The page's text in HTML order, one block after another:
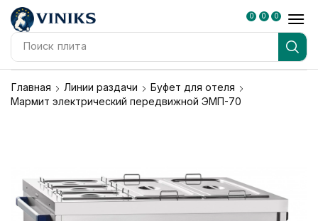
Поиск плита
0 0 0
Главная Линии раздачи
Буфет для отеля
Мармит электрический передвижной ЭМП-70